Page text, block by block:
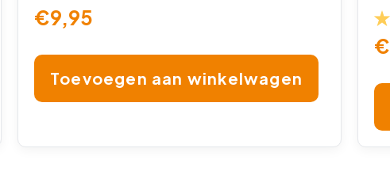
€9,95
Toevoegen aan winkelwagen
€